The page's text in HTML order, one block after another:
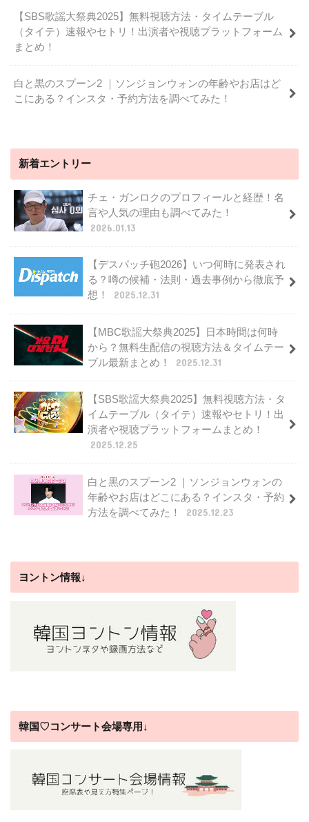
【SBS歌謡大祭典2025】無料視聴方法・タイムテーブル
（タイテ）速報やセトリ！出演者や視聴プラットフォーム
まとめ！
白と黒のスプーン2 ｜ソンジョンウォンの年齢やお店はど
こにある？インスタ・予約方法を調べてみた！
新着エントリー
チェ・ガンロクのプロフィールと経歴！名
言や人気の理由も調べてみた！
2026.01.13
【デスパッチ砲2026】いつ何時に発表され
る？噂の候補・法則・過去事例から徹底予
想！
2025.12.31
【MBC歌謡大祭典2025】日本時間は何時
から？無料生配信の視聴方法＆タイムテー
ブル最新まとめ！
2025.12.31
【SBS歌謡大祭典2025】無料視聴方法・タ
イムテーブル（タイテ）速報やセトリ！出
演者や視聴プラットフォームまとめ！
2025.12.25
白と黒のスプーン2 ｜ソンジョンウォンの
年齢やお店はどこにある？インスタ・予約
方法を調べてみた！
2025.12.23
ヨントン情報↓
韓国♡コンサート会場専用↓